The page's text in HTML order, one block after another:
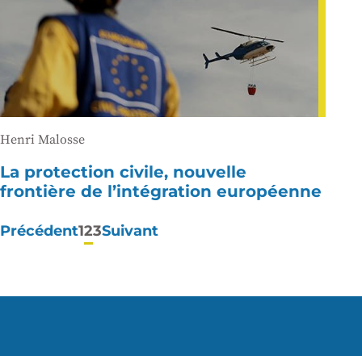
Henri Malosse
La protection civile, nouvelle
frontière de l’intégration européenne
Pagination
Précédent123Suivant